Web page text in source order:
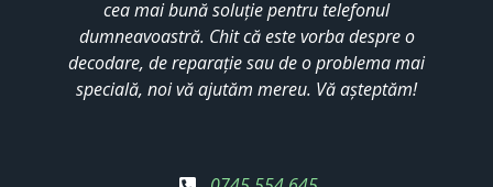
cea mai bună soluție pentru telefonul
dumneavoastră. Chit că este vorba despre o
decodare, de reparație sau de o problema mai
specială, noi vă ajutăm mereu. Vă așteptăm!